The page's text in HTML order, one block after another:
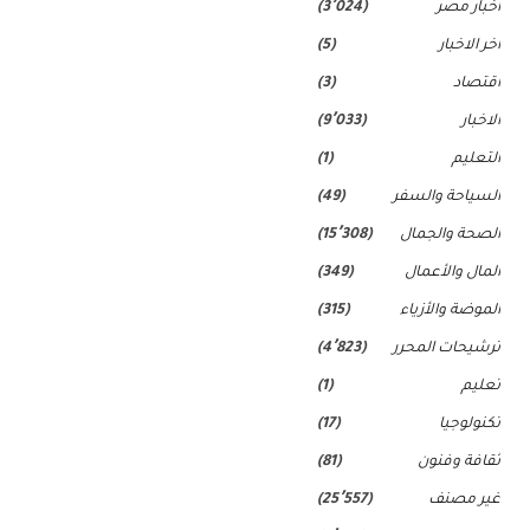
اخبار مصر (3٬024)
اخر الاخبار (5)
اقتصاد (3)
الاخبار (9٬033)
التعليم (1)
السياحة والسفر (49)
الصحة والجمال (15٬308)
المال والأعمال (349)
الموضة والأزياء (315)
ترشيحات المحرر (4٬823)
تعليم (1)
تكنولوجيا (17)
ثقافة وفنون (81)
غير مصنف (25٬557)